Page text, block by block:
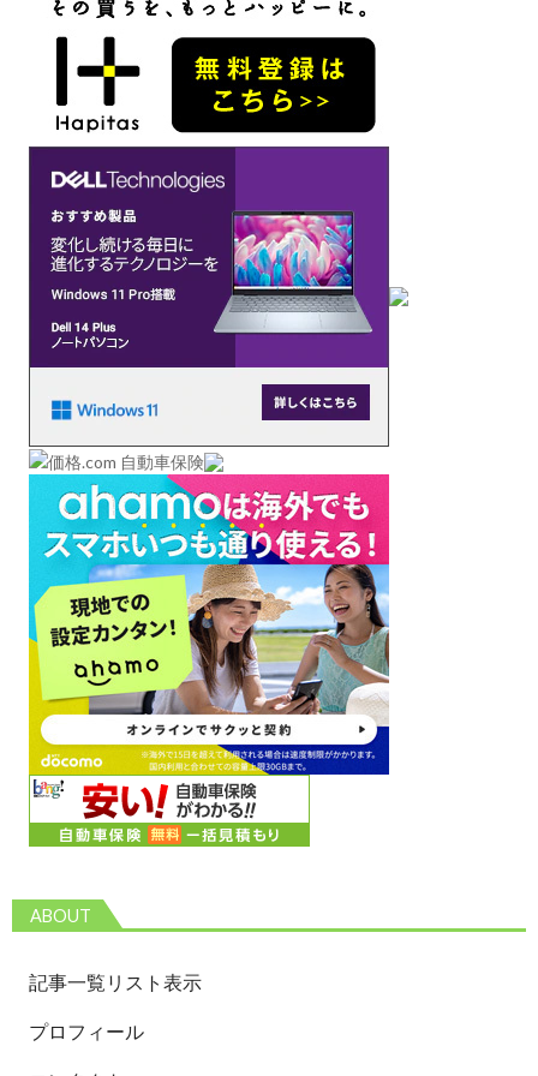
ABOUT
記事一覧リスト表示
プロフィール